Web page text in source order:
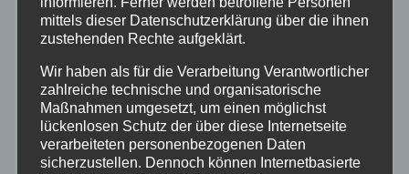
Mayen-Koblenz
Neuwied
Polizei
mittels dieser Datenschutzerklärung über die ihnen
zustehenden Rechte aufgeklärt.
Wir haben als für die Verarbeitung Verantwortlicher
zahlreiche technische und organisatorische
Maßnahmen umgesetzt, um einen möglichst
lückenlosen Schutz der über diese Internetseite
verarbeiteten personenbezogenen Daten
sicherzustellen. Dennoch können Internetbasierte